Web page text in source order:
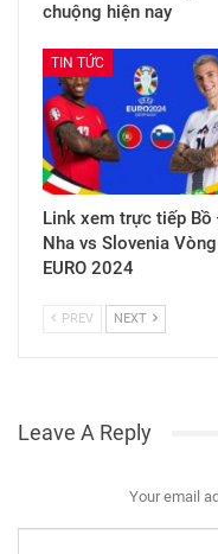
chuộng hiện nay
TIN TỨC
Link xem trực tiếp Bồ
Nha vs Slovenia
EURO 2024
PREV NEXT
Leave A Reply
Your email